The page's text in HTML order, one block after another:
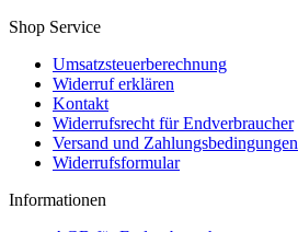
Shop Service
Umsatzsteuerberechnung
Widerruf erklären
Kontakt
Widerrufsrecht für Endverbraucher
Versand und Zahlungsbedingungen
Widerrufsformular
Informationen